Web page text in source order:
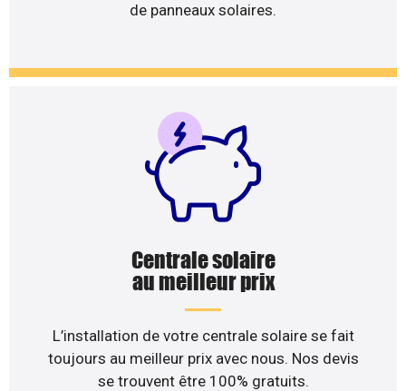
de panneaux solaires.
Centrale solaire
au meilleur prix
L’installation de votre centrale solaire se fait
toujours au meilleur prix avec nous. Nos devis
se trouvent être 100% gratuits.